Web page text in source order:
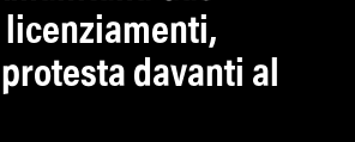
davanti al